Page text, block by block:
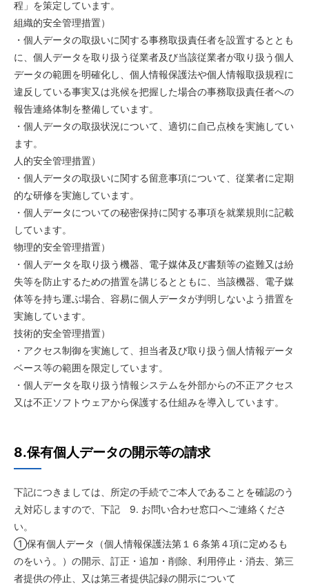
程」を策定しています。
組織的安全管理措置）
・個人データの取扱いに関する事務取扱責任者を設置するととも
に、個人データを取り扱う従業者及び当該従業者が取り扱う個人
データの範囲を明確化し、個人情報保護法や個人情報取扱規程に
違反している事実又は兆候を把握した場合の事務取扱責任者への
報告連絡体制を整備しています。
・個人データの取扱状況について、適切に自己点検を実施してい
ます。
人的安全管理措置）
・個人データの取扱いに関する留意事項について、従業者に定期
的な研修を実施しています。
・個人データについての秘密保持に関する事項を就業規則に記載
しています。
物理的安全管理措置）
・個人データを取り扱う機器、電子媒体及び書類等の盗難又は紛
失等を防止するための措置を講じるとともに、当該機器、電子媒
体等を持ち運ぶ場合、容易に個人データが判明しないよう措置を
実施しています。
技術的安全管理措置）
・アクセス制御を実施して、担当者及び取り扱う個人情報データ
ベース等の範囲を限定しています。
・個人データを取り扱う情報システムを外部からの不正アクセス
又は不正ソフトウェアから保護する仕組みを導入しています。
8.保有個人データの開示等の請求
下記につきましては、所定の手続でご本人であることを確認のう
え対応しますので、下記 9. お問い合わせ窓口へご連絡くださ
い。
①保有個人データ（個人情報保護法第１６条第４項に定めるも
のをいう。）の開示、訂正・追加・削除、利用停止・消去、第三
者提供の停止、又は第三者提供記録の開示について